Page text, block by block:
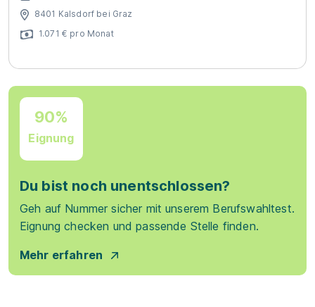
8401 Kalsdorf bei Graz
1.071 € pro Monat
90%
Eignung
Du bist noch unentschlossen?
Geh auf Nummer sicher mit unserem Berufswahltest.
Eignung checken und passende Stelle finden.
Mehr erfahren